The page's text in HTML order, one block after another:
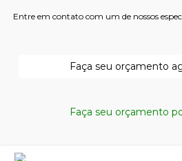
Entre em contato com um de nossos
Faça seu orçamento
Faça seu orçamento